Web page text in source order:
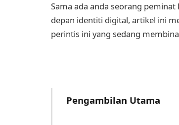
Sama ada anda seorang
depan identiti digital, artikel ini
perintis ini yang sedang
Pengambilan Utama